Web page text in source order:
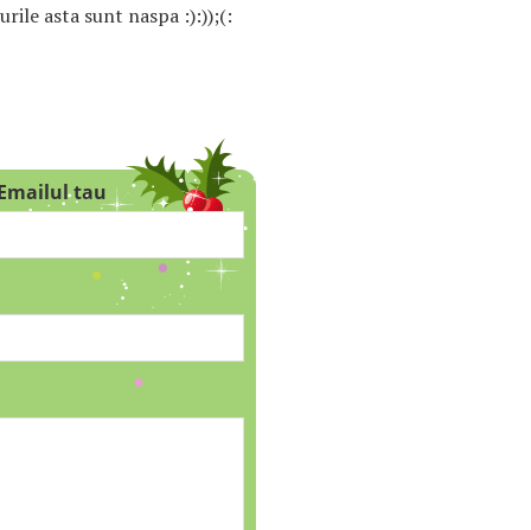
asta sunt naspa :):));(:
tau